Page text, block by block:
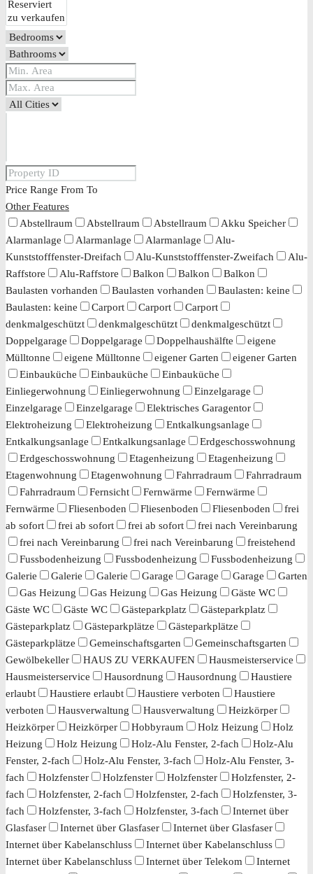
Price Range From To
Other Features
Abstellraum
Abstellraum Abstellraum
Akku Speicher
Alarmanlage
Alarmanlage Alarmanlage
Alu-
Kunststofffenster-Dreifach
Alu-Kunststofffenster-Zweifach
Alu-
Raffstore
Alu-Raffstore Balkon Balkon
Balkon
Baulasten vorhanden
Baulasten vorhanden
Baulasten: keine
Baulasten: keine
Carport Carport
Carport
denkmalgeschützt
denkmalgeschützt
denkmalgeschützt
Doppelgarage
Doppelgarage Doppelhaushälfte
eigene
Mülltonne
eigene Mülltonne eigener Garten
eigener Garten
Einbauküche
Einbauküche
Einbauküche
Einliegerwohnung
Einliegerwohnung
Einzelgarage
Einzelgarage
Einzelgarage
Elektrisches Garagentor
Elektroheizung
Elektroheizung
Entkalkungsanlage
Entkalkungsanlage
Entkalkungsanlage
Erdgeschosswohnung
Erdgeschosswohnung
Etagenheizung
Etagenheizung
Etagenwohnung
Etagenwohnung Fahrradraum
Fahrradraum
Fahrradraum
Fernsicht Fernwärme
Fernwärme
Fernwärme
Fliesenboden Fliesenboden Fliesenboden
frei
ab sofort
frei ab sofort frei ab sofort
frei nach Vereinbarung
frei nach Vereinbarung
frei nach Vereinbarung
freistehend
Fussbodenheizung
Fussbodenheizung
Fussbodenheizung
Galerie
Galerie Galerie Garage Garage Garage
Garten
Gas Heizung
Gas Heizung Gas Heizung
Gäste WC
Gäste WC
Gäste WC Gästeparkplatz
Gästeparkplatz
Gästeparkplatz
Gästeparkplätze
Gästeparkplätze
Gästeparkplätze
Gemeinschaftsgarten
Gemeinschaftsgarten
Gewölbekeller
HAUS ZU VERKAUFEN
Hausmeisterservice
Hausmeisterservice
Hausordnung Hausordnung
Haustiere
erlaubt
Haustiere erlaubt Haustiere verboten
Haustiere
verboten
Hausverwaltung Hausverwaltung
Heizkörper
Heizkörper
Heizkörper Hobbyraum Holz Heizung
Holz
Heizung
Holz Heizung Holz-Alu Fenster, 2-fach
Holz-Alu
Fenster, 2-fach
Holz-Alu Fenster, 3-fach
Holz-Alu Fenster, 3-
fach
Holzfenster Holzfenster Holzfenster
Holzfenster, 2-
fach
Holzfenster, 2-fach Holzfenster, 2-fach
Holzfenster, 3-
fach
Holzfenster, 3-fach Holzfenster, 3-fach
Internet über
Glasfaser
Internet über Glasfaser
Internet über Glasfaser
Internet über Kabelanschluss
Internet über Kabelanschluss
Internet über Kabelanschluss
Internet über Telekom
Internet